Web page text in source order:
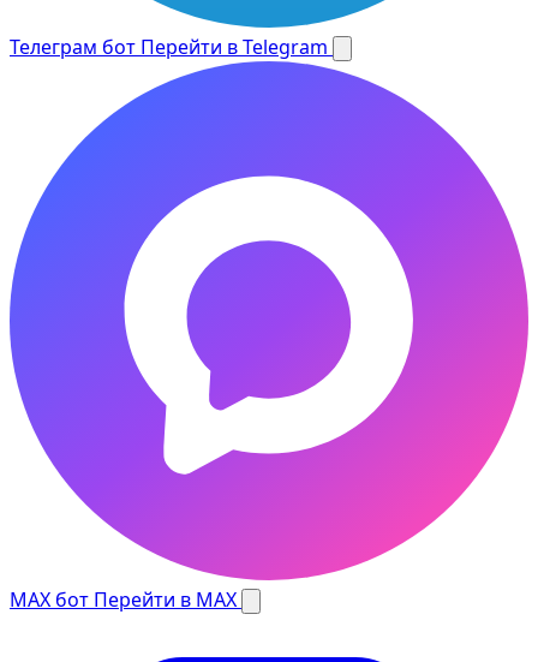
Телеграм бот Перейти в Telegram
MAX бот Перейти в MAX